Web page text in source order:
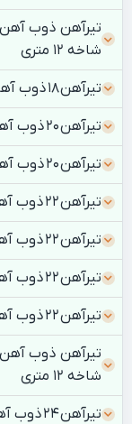
شاخه 12 متری
تیرآهن 18 ذوب آهن 12 متری IPE تهران
تیرآهن 20 ذوب آهن 12 متری IPE کارخانه
تیرآهن 20 ذوب آهن 12 متری IPE کارخانه
تیرآهن 22 ذوب آهن 12 متری IPE تهران
تیرآهن 22 ذوب آهن 12 متری IPE تهران
تیرآهن 22 ذوب آهن 12 متری IPE کارخانه
تیرآهن 22 ذوب آهن 12 متری IPE کارخانه
شاخه 12 متری
تیرآهن 24 ذوب آهن 12 متری IPE کارخانه